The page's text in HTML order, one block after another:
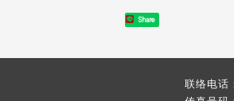
Share
联络电话